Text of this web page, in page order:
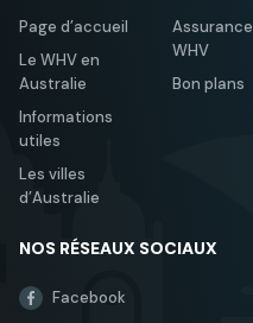
Page d’accueil
Le WHV en
Australie
Informations
utiles
Les villes
d’Australie
Assurance
WHV
Bon plans
NOS RÉSEAUX SOCIAUX
Facebook